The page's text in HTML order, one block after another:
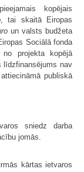
kopējais
, tai skaitā Eiropas
un valsts budžeta
Sociālā fonda
projekta kopējā
līdzfinansējums nav
publiskā
sniedz darba
jomās.
kārtas ietvaros